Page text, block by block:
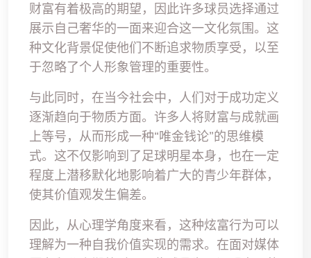
财富有着极高的期望，因此许多球员选择通过
展示自己奢华的一面来迎合这一文化氛围。这
种文化背景促使他们不断追求物质享受，以至
于忽略了个人形象管理的重要性。
与此同时，在当今社会中，人们对于成功定义
逐渐趋向于物质方面。许多人将财富与成就画
上等号，从而形成一种“唯金钱论”的思维模
式。这不仅影响到了足球明星本身，也在一定
程度上潜移默化地影响着广大的青少年群体，
使其价值观发生偏差。
因此，从心理学角度来看，这种炫富行为可以
理解为一种自我价值实现的需求。在面对媒体